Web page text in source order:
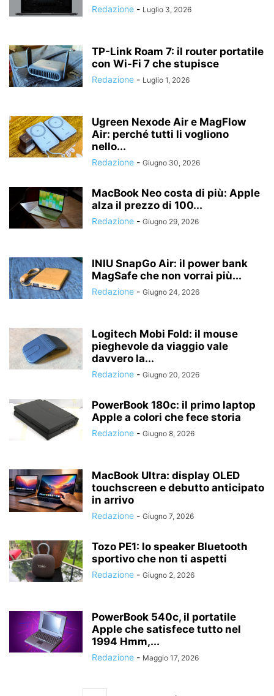
Redazione - Luglio 3, 2026
TP-Link Roam 7: il router portatile
con Wi-Fi 7 che stupisce
Redazione - Luglio 1, 2026
Ugreen Nexode Air e MagFlow
Air: perché tutti li vogliono
nello...
Redazione - Giugno 30, 2026
MacBook Neo costa di più: Apple
alza il prezzo di 100...
Redazione - Giugno 29, 2026
INIU SnapGo Air: il power bank
MagSafe che non vorrai più...
Redazione - Giugno 24, 2026
Logitech Mobi Fold: il mouse
pieghevole da viaggio vale
davvero la...
Redazione - Giugno 20, 2026
PowerBook 180c: il primo laptop
Apple a colori che fece storia
Redazione - Giugno 8, 2026
MacBook Ultra: display OLED
touchscreen e debutto anticipato
in arrivo
Redazione - Giugno 7, 2026
Tozo PE1: lo speaker Bluetooth
sportivo che non ti aspetti
Redazione - Giugno 2, 2026
PowerBook 540c, il portatile
Apple che satisfece tutto nel
1994 Hmm,...
Redazione - Maggio 17, 2026